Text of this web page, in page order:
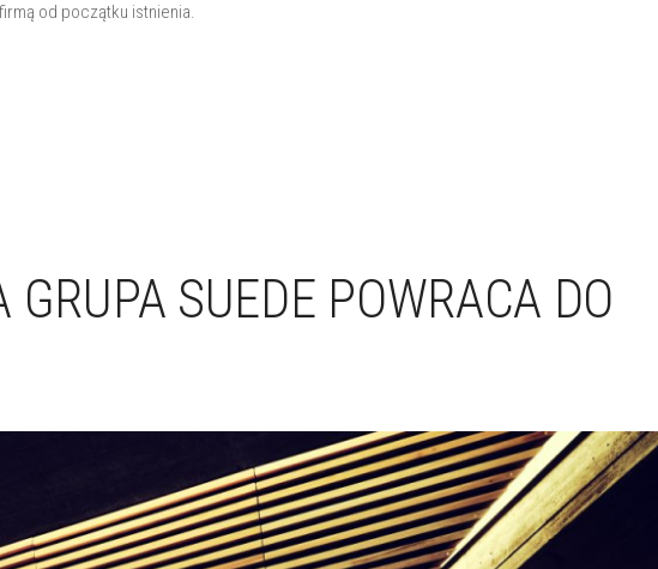
od początku istnienia.
GRUPA SUEDE POWRACA DO